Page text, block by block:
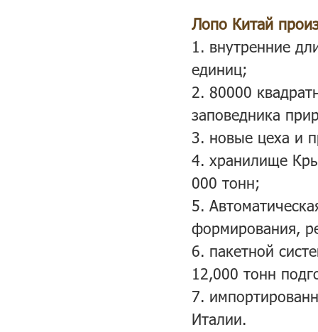
Лопо Китай
1. внутренние
единиц;
2. 80000
заповедника
3. новые цеха и
4. хранилище
000 тонн;
5.
формирования,
6. пакетной
12,000 тонн
7.
Италии.